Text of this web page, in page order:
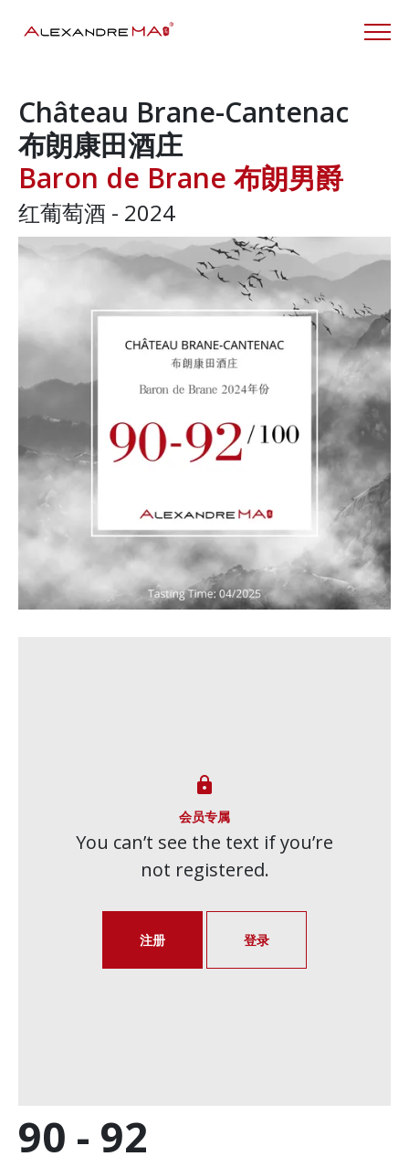
90 - 92
Château Brane-Cantenac
布朗康田酒庄
Baron de Brane 布朗男爵
红葡萄酒 - 2024

会员专属
You can’t see the text if you’re
not registered.
注册 登录